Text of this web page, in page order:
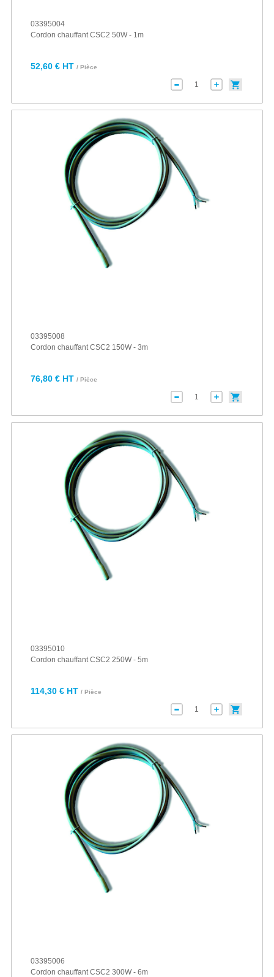
03395004
Cordon chauffant CSC2 50W - 1m
52,60 € HT / Pièce
03395008
Cordon chauffant CSC2 150W - 3m
76,80 € HT / Pièce
03395010
Cordon chauffant CSC2 250W - 5m
114,30 € HT / Pièce
03395006
Cordon chauffant CSC2 300W - 6m